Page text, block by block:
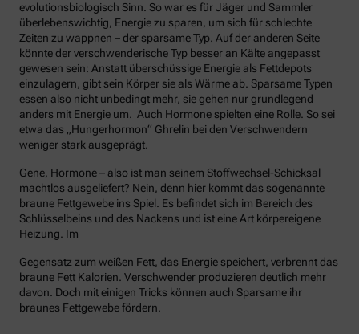
evolutionsbiologisch Sinn. So war es für Jäger und Sammler
überlebenswichtig, Energie zu sparen, um sich für schlechte
Zeiten zu wappnen – der sparsame Typ. Auf der anderen Seite
könnte der verschwenderische Typ besser an Kälte angepasst
gewesen sein: Anstatt überschüssige Energie als Fettdepots
einzulagern, gibt sein Körper sie als Wärme ab. Sparsame Typen
essen also nicht unbedingt mehr, sie gehen nur grundlegend
anders mit Energie um. Auch Hormone spielten eine Rolle. So sei
etwa das „Hungerhormon“ Ghrelin bei den Verschwendern
weniger stark ausgeprägt.
Gene, Hormone – also ist man seinem Stoffwechsel-Schicksal
machtlos ausgeliefert? Nein, denn hier kommt das sogenannte
braune Fettgewebe ins Spiel. Es befindet sich im Bereich des
Schlüsselbeins und des Nackens und ist eine Art körpereigene
Heizung. Im
Gegensatz zum weißen Fett, das Energie speichert, verbrennt das
braune Fett Kalorien. Verschwender produzieren deutlich mehr
davon. Doch mit einigen Tricks können auch Sparsame ihr
braunes Fettgewebe fördern.